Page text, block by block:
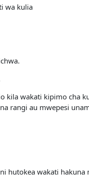
wa kulia
kila wakati kipimo cha
rangi au mwepesi
hutokea wakati